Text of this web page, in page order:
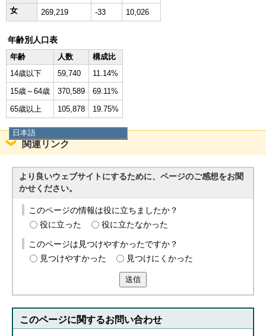
日本語
日本語
English
한국어
简体中文
繁體中文
女
269,219 -33 10,026
年齢別人口表
年齢
人数
構成比
14歳以下
59,740
11.14%
15歳～64歳
370,589
69.11%
65歳以上
105,878 19.75%
関連リンク
より良いウェブサイトにするために、ページのご感想をお聞
かせください。
このページの情報は役に立ちましたか？
役に立った
役に立たなかった
このページは見つけやすかったですか？
見つけやすかった
見つけにくかった
送信
このページに関するお問い合わせ